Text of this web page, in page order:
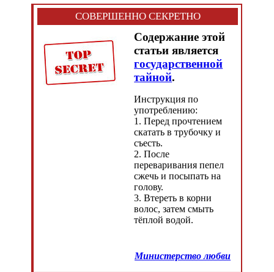
СОВЕРШЕННО СЕКРЕТНО
Содержание этой
статьи является
государственной
тайной.
Инструкция по
употреблению:
1. Перед прочтением
скатать в трубочку и
съесть.
2. После
переваривания пепел
сжечь и посыпать на
голову.
3. Втереть в корни
волос, затем смыть
тёплой водой.
Министерство любви